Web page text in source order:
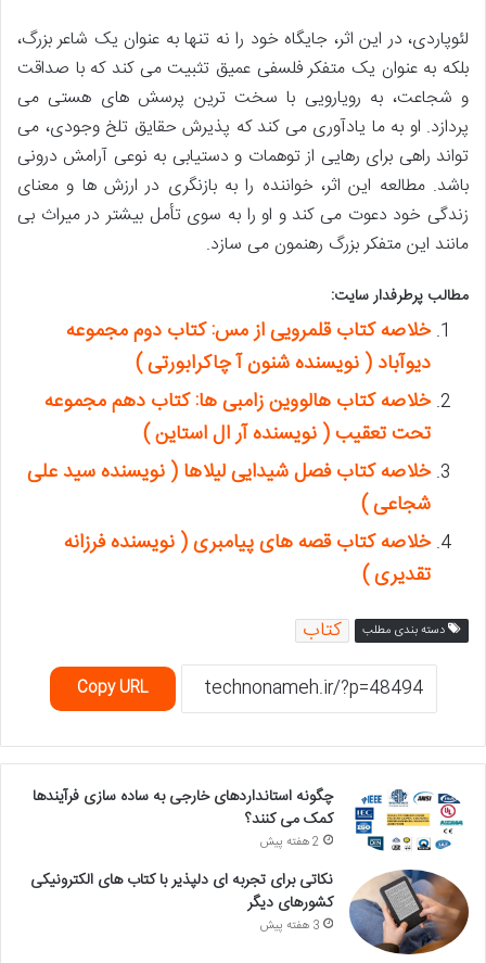
لئوپاردی، در این اثر، جایگاه خود را نه تنها به عنوان یک شاعر بزرگ،
بلکه به عنوان یک متفکر فلسفی عمیق تثبیت می کند که با صداقت
و شجاعت، به رویارویی با سخت ترین پرسش های هستی می
پردازد. او به ما یادآوری می کند که پذیرش حقایق تلخ وجودی، می
تواند راهی برای رهایی از توهمات و دستیابی به نوعی آرامش درونی
باشد. مطالعه این اثر، خواننده را به بازنگری در ارزش ها و معنای
زندگی خود دعوت می کند و او را به سوی تأمل بیشتر در میراث بی
مانند این متفکر بزرگ رهنمون می سازد.
مطالب پرطرفدار سایت:
خلاصه کتاب قلمرویی از مس: کتاب دوم مجموعه
دیوآباد ( نویسنده شنون آ چاکرابورتی )
خلاصه کتاب هالووین زامبی ها: کتاب دهم مجموعه
تحت تعقیب ( نویسنده آر ال استاین )
خلاصه کتاب فصل شیدایی لیلاها ( نویسنده سید علی
شجاعی )
خلاصه کتاب قصه های پیامبری ( نویسنده فرزانه
تقدیری )
دسته بندی مطلب کتاب
Copy URL
چگونه استانداردهای خارجی به ساده سازی فرآیندها
کمک می کنند؟
2 هفته پیش
نکاتی برای تجربه ای دلپذیر با کتاب های الکترونیکی
کشورهای دیگر
3 هفته پیش